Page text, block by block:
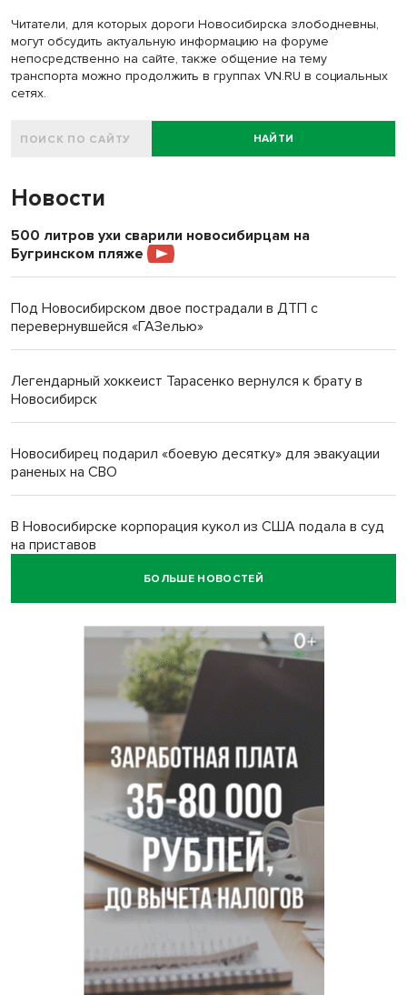
Читатели, для которых дороги Новосибирска злободневны,
могут обсудить актуальную информацию на форуме
непосредственно на сайте, также общение на тему
транспорта можно продолжить в группах VN.RU в социальных
сетях.
НАЙТИ
Новости
500 литров ухи сварили новосибирцам на
Бугринском пляже
Под Новосибирском двое пострадали в ДТП с
перевернувшейся «ГАЗелью»
Легендарный хоккеист Тарасенко вернулся к брату в
Новосибирск
Новосибирец подарил «боевую десятку» для эвакуации
раненых на СВО
В Новосибирске корпорация кукол из США подала в суд
на приставов
В Новосибирске минздрав объявил бесплатную
В Новосибирске врачи прооперировали 25 тысяч
пациентов с катарактой
Знаменитый орангутан Бату отметил юбилей в
новосибирском зоопарке
Новосибирские хирурги спасли сердце восьмиклассницы
с донорским клапаном
БОЛЬШЕ НОВОСТЕЙ